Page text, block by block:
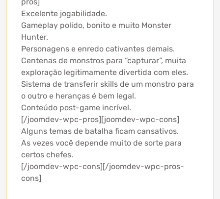
pros]
Excelente jogabilidade.
Gameplay polido, bonito e muito Monster
Hunter.
Personagens e enredo cativantes demais.
Centenas de monstros para “capturar”, muita
exploração legitimamente divertida com eles.
Sistema de transferir skills de um monstro para
o outro e heranças é bem legal.
Conteúdo post-game incrível.
[/joomdev-wpc-pros][joomdev-wpc-cons]
Alguns temas de batalha ficam cansativos.
As vezes você depende muito de sorte para
certos chefes.
[/joomdev-wpc-cons][/joomdev-wpc-pros-
cons]